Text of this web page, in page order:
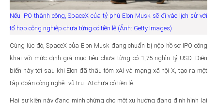
Nếu IPO thành công, SpaceX của tỷ phú Elon Musk sẽ đi vào lịch sử với
tổ hợp công nghiệp chưa từng có tiền lệ (Ảnh: Getty Images)
Cùng lúc đó, SpaceX của Elon Musk đang chuẩn bị nộp hồ sơ IPO công
khai với mức định giá mục tiêu chưa từng có 1,75 nghìn tỷ USD. Diễn
biến này tới sau khi Elon đã thâu tóm xAI và mạng xã hội X, tạo ra một
tập đoàn công nghệ–vũ trụ–AI chưa có tiền lệ.
Hai sự kiện này đang minh chứng cho một xu hướng đang định hình lại